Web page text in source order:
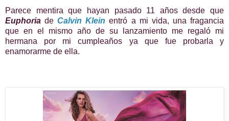
Parece mentira que hayan pasado 11 años desde que
Euphoria deCalvin Klein entró a mi vida, una fragancia
que en el mismo año de su lanzamiento me regaló mi
hermana por mi cumpleaños ya que fue probarla y
enamorarme de ella.